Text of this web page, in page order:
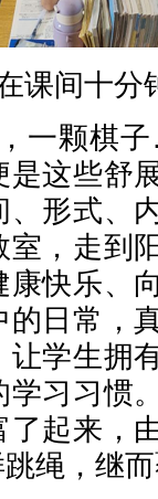
课间十分
颗棋
这些舒
形式、
，走到
快乐、
日常，
学生拥
习习惯
起来，
绳，继